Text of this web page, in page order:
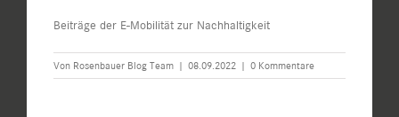
Beiträge der E-Mobilität zur Nachhaltigkeit
Von Rosenbauer Blog Team | 08.09.2022 | 0 Kommentare